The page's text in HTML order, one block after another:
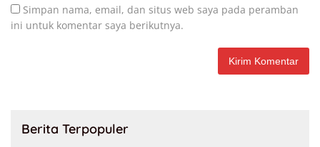
Simpan nama, email, dan situs web saya pada peramban
ini untuk komentar saya berikutnya.
Berita Terpopuler